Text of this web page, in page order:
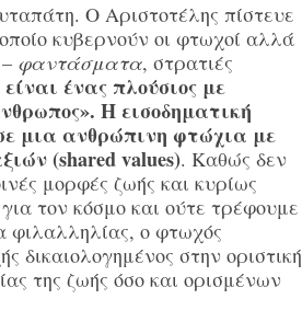
Ο Αριστοτέλης πίστευε
κυβερνούν οι φτωχοί αλλά
– φαντάσματα, στρατιές
ένας πλούσιος με
Η εισοδηματική
μια ανθρώπινη φτώχια με
(shared values). Καθώς δεν
μορφές ζωής και κυρίως
τον κόσμο και ούτε τρέφουμε
φιλαλληλίας, ο φτωχός
δικαιολογημένος στην οριστική
της ζωής όσο και ορισμένων